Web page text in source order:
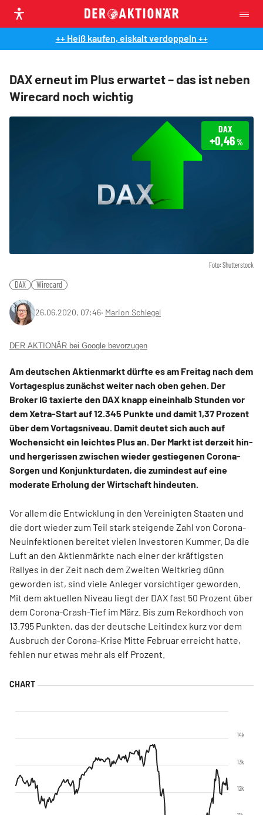
++ Heiß kaufen, eiskalt verdoppeln ++
DAX erneut im Plus erwartet – das ist neben
Wirecard noch wichtig
Foto: Shutterstock
DAX
+0,46%
DAX Wirecard
26.06.2020, 07:46‧ Marion Schlegel
DER AKTIONÄR bei Google bevorzugen
Am deutschen Aktienmarkt dürfte es am Freitag nach dem
Vortagesplus zunächst weiter nach oben gehen. Der
Broker IG taxierte den DAX knapp eineinhalb Stunden vor
dem Xetra-Start auf 12.345 Punkte und damit 1,37 Prozent
über dem Vortagsniveau. Damit deutet sich auch auf
Wochensicht ein leichtes Plus an. Der Markt ist derzeit hin-
und hergerissen zwischen wieder gestiegenen Corona-
Sorgen und Konjunkturdaten, die zumindest auf eine
moderate Erholung der Wirtschaft hindeuten.
Vor allem die Entwicklung in den Vereinigten Staaten und
die dort wieder zum Teil stark steigende Zahl von Corona-
Neuinfektionen bereitet vielen Investoren Kummer. Da die
Luft an den Aktienmärkte nach einer der kräftigsten
Rallyes in der Zeit nach dem Zweiten Weltkrieg dünn
geworden ist, sind viele Anleger vorsichtiger geworden.
Mit dem aktuellen Niveau liegt der DAX fast 50 Prozent über
dem Corona-Crash-Tief im März. Bis zum Rekordhoch von
13.795 Punkten, das der deutsche Leitindex kurz vor dem
Ausbruch der Corona-Krise Mitte Februar erreicht hatte,
fehlen nur etwas mehr als elf Prozent.
12k
13k
14k